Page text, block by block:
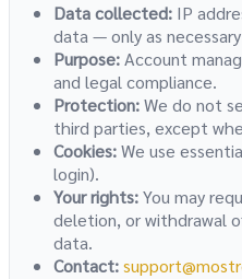
Data collected: IP
data — only as
Purpose:Account
and legal compliance.
Protection:We do not
third parties, except
Cookies:We use
login).
Your rights:You may
deletion, or withdrawal
data.
Contact: